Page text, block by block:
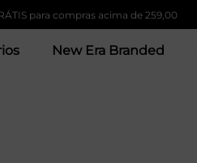
para compras acima de 259,00 |
New Era Branded